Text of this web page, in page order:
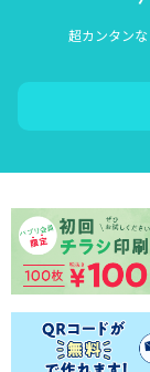
超カンタン